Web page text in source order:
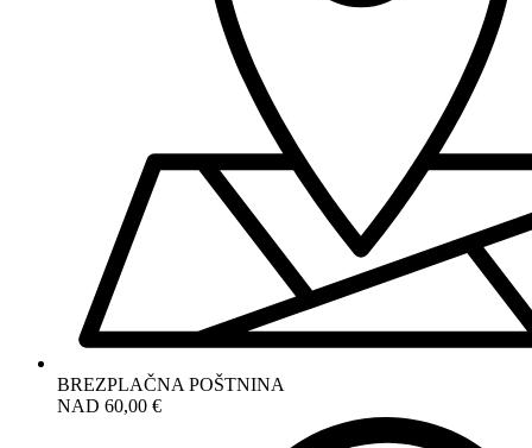
BREZPLAČNA POŠTNINA
NAD 60,00 €